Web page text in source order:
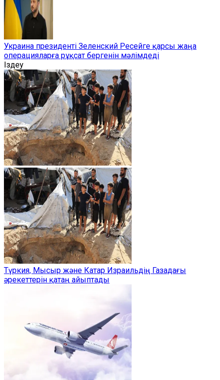
Украина президенті Зеленский Ресейге қарсы жаңа
операцияларға рұқсат бергенін мәлімдеді
Іздеу
Түркия, Мысыр және Катар Израильдің Газадағы
әрекеттерін қатаң айыптады